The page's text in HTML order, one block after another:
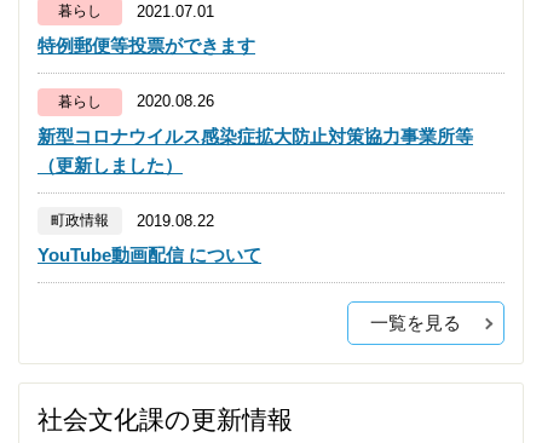
暮らし 2021.07.01
特例郵便等投票ができます
暮らし 2020.08.26
新型コロナウイルス感染症拡大防止対策協力事業所等
（更新しました）
町政情報 2019.08.22
YouTube動画配信 について
一覧を見る
社会文化課の更新情報